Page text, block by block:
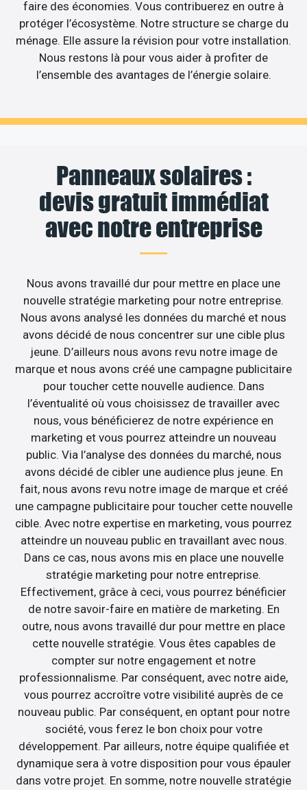
faire des économies. Vous contribuerez en outre à
protéger l’écosystème. Notre structure se charge du
ménage. Elle assure la révision pour votre installation.
Nous restons là pour vous aider à profiter de
l’ensemble des avantages de l’énergie solaire.
Panneaux solaires :
devis gratuit immédiat
avec notre entreprise
Nous avons travaillé dur pour mettre en place une
nouvelle stratégie marketing pour notre entreprise.
Nous avons analysé les données du marché et nous
avons décidé de nous concentrer sur une cible plus
jeune. D’ailleurs nous avons revu notre image de
marque et nous avons créé une campagne publicitaire
pour toucher cette nouvelle audience. Dans
l’éventualité où vous choisissez de travailler avec
nous, vous bénéficierez de notre expérience en
marketing et vous pourrez atteindre un nouveau
public. Via l’analyse des données du marché, nous
avons décidé de cibler une audience plus jeune. En
fait, nous avons revu notre image de marque et créé
une campagne publicitaire pour toucher cette nouvelle
cible. Avec notre expertise en marketing, vous pourrez
atteindre un nouveau public en travaillant avec nous.
Dans ce cas, nous avons mis en place une nouvelle
stratégie marketing pour notre entreprise.
Effectivement, grâce à ceci, vous pourrez bénéficier
de notre savoir-faire en matière de marketing. En
outre, nous avons travaillé dur pour mettre en place
cette nouvelle stratégie. Vous êtes capables de
compter sur notre engagement et notre
professionnalisme. Par conséquent, avec notre aide,
vous pourrez accroître votre visibilité auprès de ce
nouveau public. Par conséquent, en optant pour notre
société, vous ferez le bon choix pour votre
développement. Par ailleurs, notre équipe qualifiée et
dynamique sera à votre disposition pour vous épauler
dans votre projet. En somme, notre nouvelle stratégie